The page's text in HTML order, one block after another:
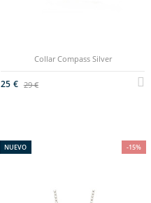
Collar Compass Silver
25 € 29 €
-15%
NUEVO